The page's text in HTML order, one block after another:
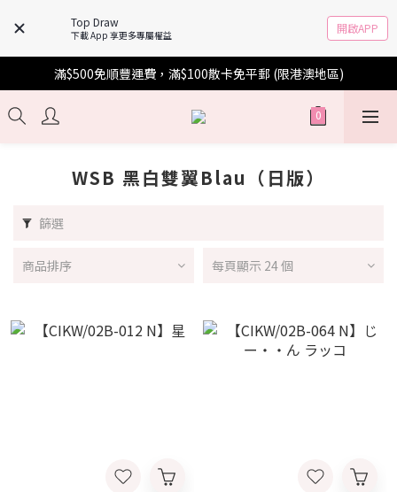
Top Draw
下載 App 享更多專屬權益 開啟APP
滿$500免順豐運費，滿$100散卡免平郵 (限港澳地區)
WSB 黑白雙翼Blau（日版）
篩選
商品排序 每頁顯示 24 個